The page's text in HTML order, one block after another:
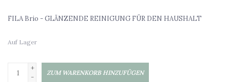
FILA Brio - GLÄNZENDE REINIGUNG FÜR DEN HAUSHALT
Auf Lager
+
-
ZUM WARENKORB HINZUFÜGEN